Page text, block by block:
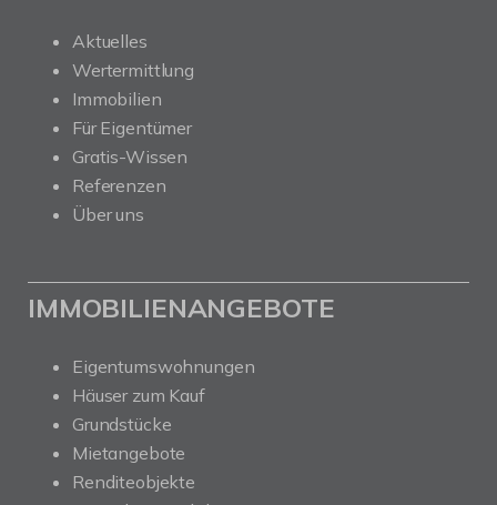
Aktuelles
Wertermittlung
Immobilien
Für Eigentümer
Gratis-Wissen
Referenzen
Über uns
IMMOBILIENANGEBOTE
Eigentumswohnungen
Häuser zum Kauf
Grundstücke
Mietangebote
Renditeobjekte